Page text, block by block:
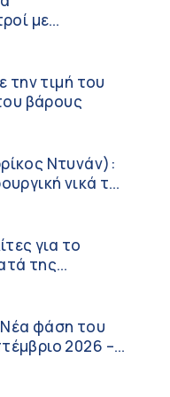
H θερμική
λειτουργία
των φαρμάκων
Healthcare
Ελλάδα
Τι
με
την τιμή του
βάρους
Ντυνάν):
νικά το
για το
της
φάση του
2026 –
έως το 2030